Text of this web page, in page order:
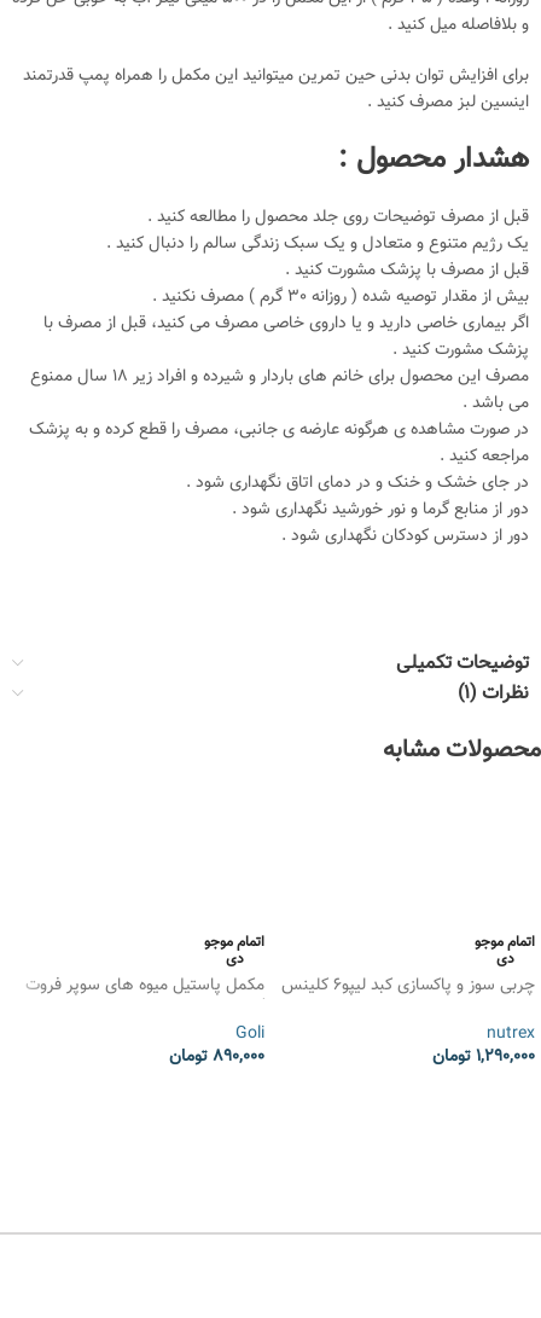
و بلافاصله میل کنید .
برای افزایش توان بدنی حین تمرین میتوانید این مکمل را همراه پمپ قدرتمند
اینسین لبز مصرف کنید .
هشدار محصول :
قبل از مصرف توضیحات روی جلد محصول را مطالعه کنید .
یک رژیم متنوع و متعادل و یک سبک زندگی سالم را دنبال کنید .
قبل از مصرف با پزشک مشورت کنید .
بیش از مقدار توصیه شده ( روزانه 30 گرم ) مصرف نکنید .
اگر بیماری خاصی دارید و یا داروی خاصی مصرف می کنید، قبل از مصرف با
پزشک مشورت کنید .
مصرف این محصول برای خانم های باردار و شیرده و افراد زیر 18 سال ممنوع
می باشد .
در صورت مشاهده ی هرگونه عارضه ی جانبی، مصرف را قطع کرده و به پزشک
مراجعه کنید .
در جای خشک و خنک و در دمای اتاق نگهداری شود .
دور از منابع گرما و نور خورشید نگهداری شود .
دور از دسترس کودکان نگهداری شود .
توضیحات تکمیلی
نظرات (1)
محصولات مشابه
اتمام موجو
دی
چربی سوز و پاکسازی کبد لیپو6 کلینس
DETOX
nutrex
1,290,000تومان
اتمام موجو
دی
مکمل پاستیل میوه های سوپر فروت
Goli
890,000تومان